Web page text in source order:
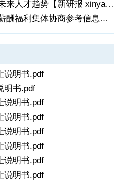
趋势【新研报 xinyanbao.cn】.pdf
利集体协商参考信息报告.pdf
说明书.pdf
明书.pdf
说明书.pdf
说明书.pdf
说明书.pdf
说明书.pdf
说明书.pdf
说明书.pdf